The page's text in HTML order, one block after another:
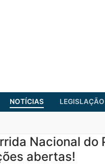
NOTÍCIAS LEGISLAÇÃO
FRENTE COMUM
Nacional do
abertas!